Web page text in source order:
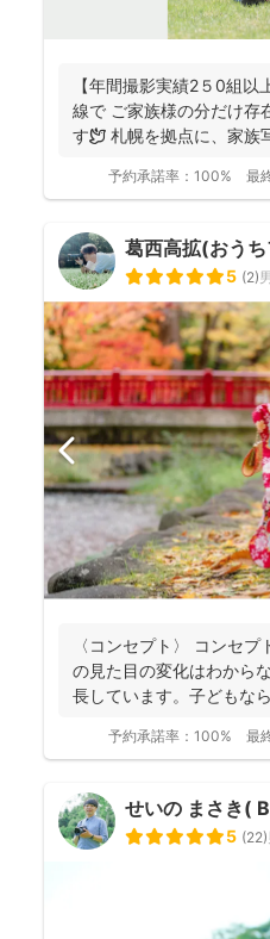
【年間撮影実績2５0組以
線で ご家族様の分だけ存
す🕊️ 札幌を拠点に、家族
予約承諾率： 100% 最
葛西高拡(おう
5 (2)
〈コンセプト〉 コンセ
の見た目の変化はわから
長しています。子どもな
予約承諾率： 100% 最
せいの まさき(
5 (22)